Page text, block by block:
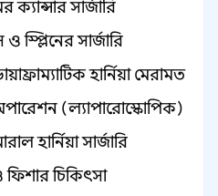
সার্জারি
স্প্লিনের সার্জারি
হার্নিয়া মেরামত
(ল্যাপারোস্কোপিক)
হার্নিয়া সার্জারি
চিকিৎসা